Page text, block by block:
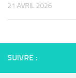
21 AVRIL 2026
SUIVRE :